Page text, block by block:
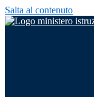
Salta al contenuto